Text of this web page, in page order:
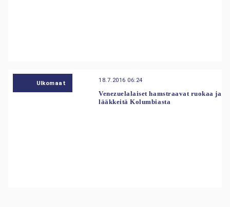
Ulkomaat 18.7.2016 06:24
Venezuelalaiset hamstraavat ruokaa ja
lääkkeitä Kolumbiasta